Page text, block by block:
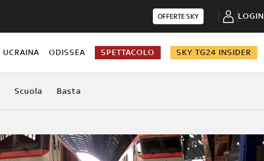
OFFERTE SKY LOGIN
UCRAINA ODISSEA SPETTACOLO SKY TG24 INSIDER
Scuola Basta